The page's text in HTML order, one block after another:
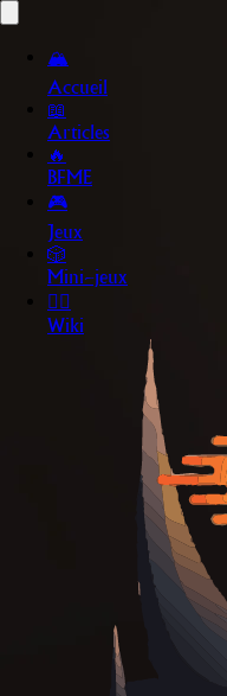
🏔️
Accueil
📖
Articles
🔥
BFME
🎮
Jeux
🎲
Mini~jeux
🧙‍♂️
Wiki